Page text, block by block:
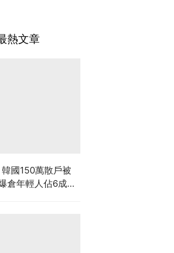
熱文章
韓國150萬散戶被
倉年輕人佔6成